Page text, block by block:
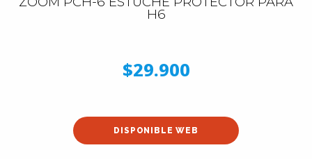
H6
$29.900
DISPONIBLE WEB